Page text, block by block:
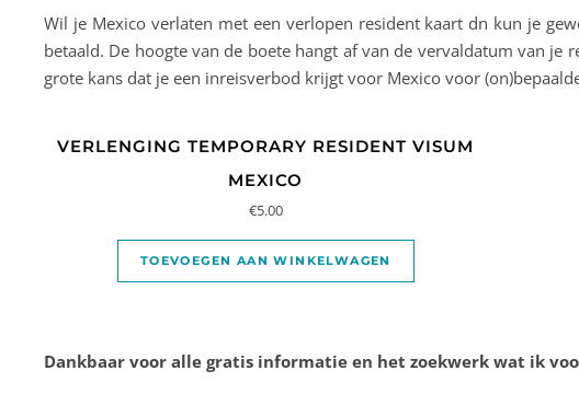
Wil je Mexico verlaten met een verlopen resident kaart dn kun je
betaald. De hoogte van de boete hangt af van de vervaldatum van
grote kans dat je een inreisverbod krijgt voor Mexico voor
VERLENGING TEMPORARY RESIDENT VISUM
MEXICO
€5.00
TOEVOEGEN AAN WINKELWAGEN
Dankbaar voor alle gratis informatie en het zoekwerk wat ik